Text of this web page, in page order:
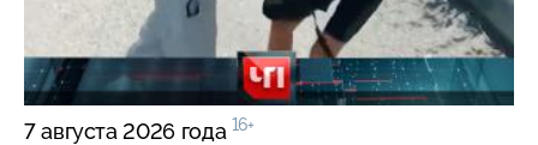
7 августа 2026 года 16+